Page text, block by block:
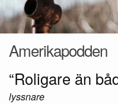
Amerikapodden
“Roligare än
lyssnare